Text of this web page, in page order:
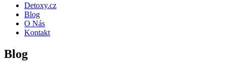
Detoxy.cz
Blog
O Nás
Kontakt
Blog